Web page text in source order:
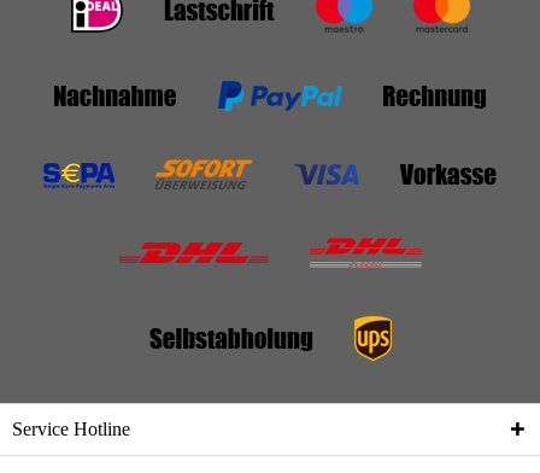
Service Hotline